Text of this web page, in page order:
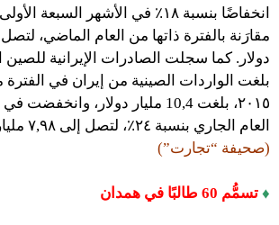
انخفاضًا بنسبة ١٨٪‏ في الأشهر
دولار. كما سجلت الصادرات الإيرانية للصين
بلغت الواردات الصينية من إيران في الفترة
٢٠١٥، بلغت 10,4 مليار دولار،
العام الجاري بنسبة ٢٤٪‏، لتصل إلى ٧,٩٨ مليار دولار.
(صحيفة “تجارت”)
♦ تسمُّم 60 طالبًا في همدان